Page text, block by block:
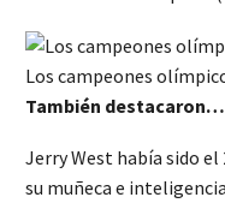
Los campeones
También
Jerry West había sido el
su muñeca e